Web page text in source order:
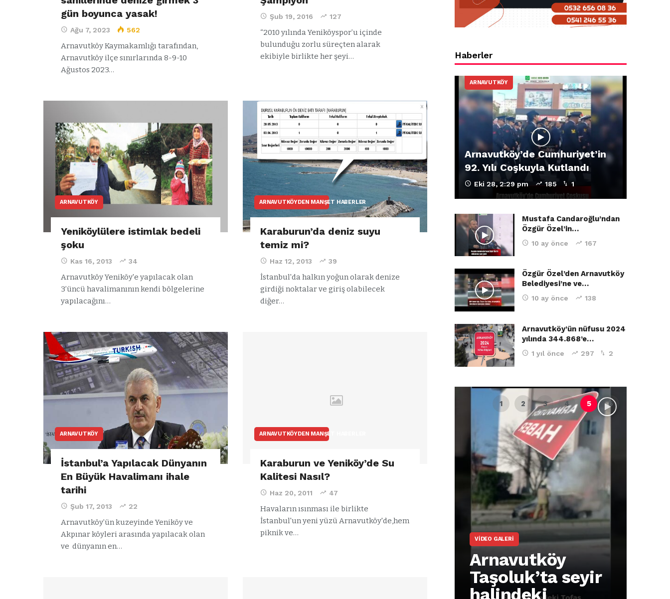
gün boyunca yasak!
Ağu 7, 2023 562
Arnavutköy Kaymakamlığı tarafından,
Arnavutköy ilçe sınırlarında 8-9-10
Ağustos 2023…
Şub 19, 2016 127
“2010 yılında Yeniköyspor’u içinde
bulunduğu zorlu süreçten alarak
ekibiyle birlikte her şeyi…
ARNAVUTKÖY
Yeniköylülere istimlak bedeli
şoku
Kas 16, 2013 34
Arnavutköy Yeniköy'e yapılacak olan
3’üncü havalimanının kendi bölgelerine
yapılacağını…
ARNAVUTKÖYDEN MANŞET HABERLER
Karaburun’da deniz suyu
temiz mi?
Haz 12, 2013 39
İstanbul'da halkın yoğun olarak denize
girdiği noktalar ve giriş olabilecek
diğer…
ARNAVUTKÖY
İstanbul’a Yapılacak Dünyanın
En Büyük Havalimanı ihale
tarihi
Şub 17, 2013 22
Arnavutköy’ün kuzeyinde Yeniköy ve
Akpınar köyleri arasında yapılacak olan
ve dünyanın en…
ARNAVUTKÖYDEN MANŞET HABERLER
Karaburun ve Yeniköy’de Su
Kalitesi Nasıl?
Haz 20, 2011 47
Havaların ısınması ile birlikte
İstanbul'un yeni yüzü Arnavutköy'de,hem
piknik ve…
Haberler
ARNAVUTKÖY
Arnavutköy’de Cumhuriyet’in
92. Yılı Coşkuyla Kutlandı
Eki 28, 2:29 pm 185 1
Mustafa Candaroğlu’ndan
Özgür Özel’in…
10 ay önce 167
Özgür Özel’den Arnavutköy
Belediyesi’ne ve…
10 ay önce 138
Arnavutköy’ün nüfusu 2024
yılında 344.868’e…
1 yıl önce 297 2
ARNAVUTKÖY VIDEO GALERI
Arnavutköy
Taşoluk’ta seyir
halindeki